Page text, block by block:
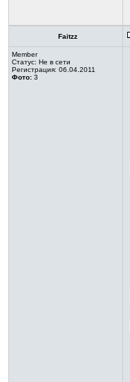
Faitzz
Member
Статус: Не в сети
Регистрация: 06.04.2011
Фото: 3